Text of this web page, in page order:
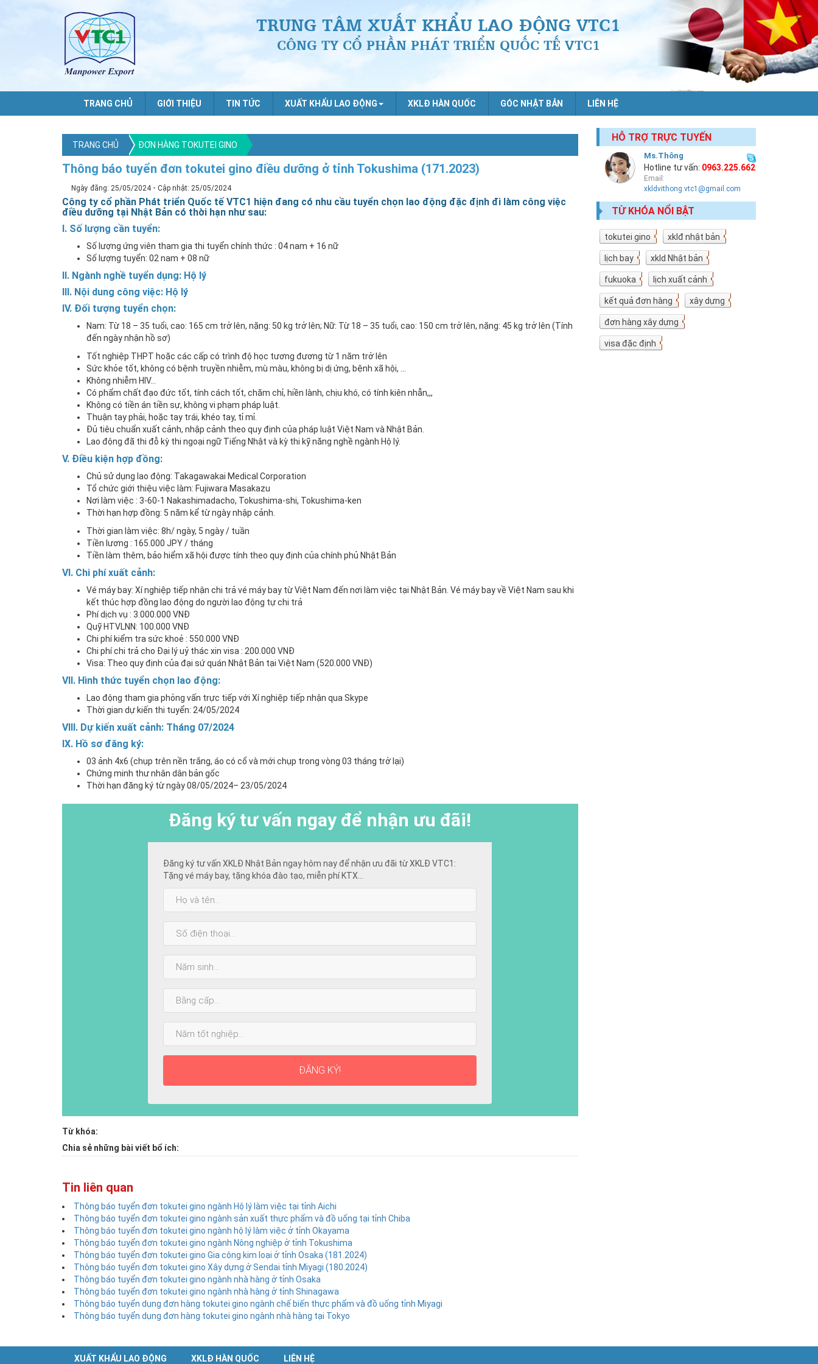
TRUNG TÂM XUẤT KHẨU LAO ĐỘNG VTC1
CÔNG TY CỔ PHẦN PHÁT TRIỂN QUỐC TẾ VTC1
TRANG CHỦ GIỚI THIỆU TIN TỨC XUẤT KHẨU LAO ĐỘNG XKLĐ HÀN QUỐC GÓC NHẬT BẢN LIÊN HỆ
TRANG CHỦ ĐƠN HÀNG TOKUTEI GINO
Thông báo tuyển đơn tokutei gino điều dưỡng ở tỉnh Tokushima (171.2023)
Ngày đăng: 25/05/2024- Cập nhật: 25/05/2024
Công ty cổ phần Phát triển Quốc tế VTC1 hiện đang có nhu cầu tuyển chọn lao động đặc định đi làm công việc
điều dưỡng tại Nhật Bản có thời hạn như sau:
I. Số lượng cần tuyển:
Số lượng ứng viên tham gia thi tuyển chính thức : 04 nam + 16 nữ
Số lượng tuyển: 02 nam + 08 nữ
II. Ngành nghề tuyển dụng: Hộ lý
III. Nội dung công việc: Hộ lý
IV. Đối tượng tuyển chọn:
Nam: Từ 18 – 35 tuổi, cao: 165 cm trở lên, nặng: 50 kg trở lên; Nữ: Từ 18 – 35 tuổi, cao: 150 cm trở lên, nặng: 45 kg trở lên (Tính
đến ngày nhận hồ sơ)
Tốt nghiệp THPT hoặc các cấp có trình độ học tương đương từ 1 năm trở lên
Sức khỏe tốt, không có bệnh truyền nhiễm, mù màu, không bị dị ứng, bệnh xã hội, …
Không nhiễm HIV…
Có phẩm chất đạo đức tốt, tính cách tốt, chăm chỉ, hiền lành, chịu khó, có tính kiên nhẫn,,,
Không có tiền án tiền sự, không vi phạm pháp luật.
Thuận tay phải, hoặc tay trái, khéo tay, tỉ mỉ.
Đủ tiêu chuẩn xuất cảnh, nhập cảnh theo quy định của pháp luật Việt Nam và Nhật Bản.
Lao động đã thi đỗ kỳ thi ngoại ngữ Tiếng Nhật và kỳ thi kỹ năng nghề ngành Hộ lý.
V. Điều kiện hợp đồng:
Chủ sử dụng lao động: Takagawakai Medical Corporation
Tổ chức giới thiệu việc làm: Fujiwara Masakazu
Nơi làm việc : 3-60-1 Nakashimadacho, Tokushima-shi, Tokushima-ken
Thời hạn hợp đồng: 5 năm kể từ ngày nhập cảnh.
Thời gian làm việc: 8h/ ngày, 5 ngày / tuần
Tiền lương : 165.000 JPY / tháng
Tiền làm thêm, bảo hiểm xã hội được tính theo quy định của chính phủ Nhật Bản
VI. Chi phí xuất cảnh:
Vé máy bay: Xí nghiệp tiếp nhận chi trả vé máy bay từ Việt Nam đến nơi làm việc tại Nhật Bản. Vé máy bay về Việt Nam sau khi
kết thúc hợp đồng lao động do người lao động tự chi trả
Phí dịch vụ : 3.000.000 VNĐ
Quỹ HTVLNN: 100.000 VNĐ
Chi phí kiểm tra sức khoẻ : 550.000 VNĐ
Chi phí chi trả cho Đại lý uỷ thác xin visa : 200.000 VNĐ
Visa: Theo quy định của đại sứ quán Nhật Bản tại Việt Nam (520.000 VNĐ)
VII. Hình thức tuyển chọn lao động:
Lao động tham gia phỏng vấn trực tiếp với Xí nghiệp tiếp nhận qua Skype
Thời gian dự kiến thi tuyển: 24/05/2024
VIII. Dự kiến xuất cảnh: Tháng 07/2024
IX. Hồ sơ đăng ký:
03 ảnh 4x6 (chụp trên nền trắng, áo có cổ và mới chụp trong vòng 03 tháng trở lại)
Chứng minh thư nhân dân bản gốc
Thời hạn đăng ký từ ngày 08/05/2024– 23/05/2024
Đăng ký tư vấn ngay để nhận ưu đãi!
Đăng ký tư vấn XKLĐ Nhật Bản ngay hôm nay để nhận ưu đãi từ XKLĐ VTC1:
Tặng vé máy bay, tặng khóa đào tạo, miễn phí KTX...
sinh:
cấp
nhất:
ĐĂNG KÝ!
Từ khóa:
Chia sẻ những bài viết bổ ích:
Tin liên quan
Thông báo tuyển đơn tokutei gino ngành Hộ lý làm việc tại tỉnh Aichi
Thông báo tuyển đơn tokutei gino ngành sản xuất thực phẩm và đồ uống tại tỉnh Chiba
Thông báo tuyển đơn tokutei gino ngành hộ lý làm việc ở tỉnh Okayama
Thông báo tuyển đơn tokutei gino ngành Nông nghiệp ở tỉnh Tokushima
Thông báo tuyển đơn tokutei gino Gia công kim loại ở tỉnh Osaka (181.2024)
Thông báo tuyển đơn tokutei gino Xây dựng ở Sendai tỉnh Miyagi (180.2024)
Thông báo tuyển đơn tokutei gino ngành nhà hàng ở tỉnh Osaka
Thông báo tuyển đơn tokutei gino ngành nhà hàng ở tỉnh Shinagawa
Thông báo tuyển dụng đơn hàng tokutei gino ngành chế biến thực phẩm và đồ uống tỉnh Miyagi
Thông báo tuyển dụng đơn hàng tokutei gino ngành nhà hàng tại Tokyo
HỖ TRỢ TRỰC TUYẾN
Ms.Thông
Hotline tư vấn: 0963.225.662
Email:
xkldvithong.vtc1@gmail.com
TỪ KHÓA NỔI BẬT
tokutei gino
19 xklđ nhật bản
18
lịch bay
10 xkld Nhật bản
9
fukuoka
7 lịch xuất cảnh
7
kết quả đơn hàng
5 xây dựng
4
đơn hàng xây dựng
4
visa đặc định
3
XUẤT KHẨU LAO ĐỘNG XKLĐ HÀN QUỐC LIÊN HỆ